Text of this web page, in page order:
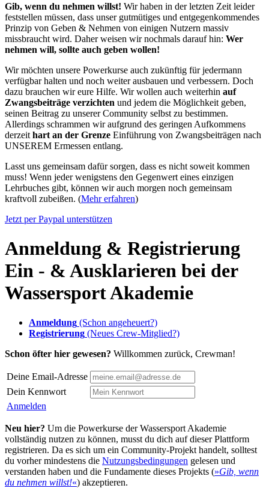
Gib, wenn du nehmen willst! Wir haben in der letzten Zeit leider
feststellen müssen, dass unser gutmütiges und entgegenkommendes
Prinzip von Geben & Nehmen von einigen Nutzern massiv
missbraucht wird. Daher weisen wir nochmals darauf hin: Wer
nehmen will, sollte auch geben wollen!
Wir möchten unsere Powerkurse auch zukünftig für jedermann
verfügbar halten und noch weiter ausbauen und verbessern. Doch
dazu brauchen wir eure Hilfe. Wir wollen auch weiterhin auf
Zwangsbeiträge verzichten und jedem die Möglichkeit geben,
seinen Beitrag zu unserer Community selbst zu bestimmen.
Allerdings schrammen wir aufgrund des geringen Aufkommens
derzeit hart an der Grenze Einführung von Zwangsbeiträgen nach
UNSEREM Ermessen entlang.
Lasst uns gemeinsam dafür sorgen, dass es nicht soweit kommen
muss! Wenn jeder wenigstens den Gegenwert eines einzigen
Lehrbuches gibt, können wir auch morgen noch gemeinsam
kraftvoll zubeißen. (Mehr erfahren)
Jetzt per Paypal unterstützen
Anmeldung & Registrierung
Ein - & Ausklarieren bei der
Wassersport Akademie
Anmeldung (Schon angeheuert?)
Registrierung (Neues Crew-Mitglied?)
Schon öfter hier gewesen? Willkommen zurück, Crewman!
Deine Email-Adresse
Dein Kennwort
Anmelden
Neu hier? Um die Powerkurse der Wassersport Akademie
vollständig nutzen zu können, musst du dich auf dieser Plattform
registrieren. Da es sich um ein Community-Projekt handelt, solltest
du vorher mindestens die Nutzungsbedingungen gelesen und
verstanden haben und die Fundamente dieses Projekts (»Gib, wenn
du nehmen willst!«) akzeptieren.